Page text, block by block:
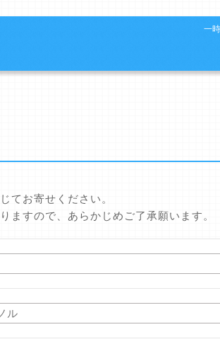
一
てお寄せください。
ますので、あらかじめご了承願います。